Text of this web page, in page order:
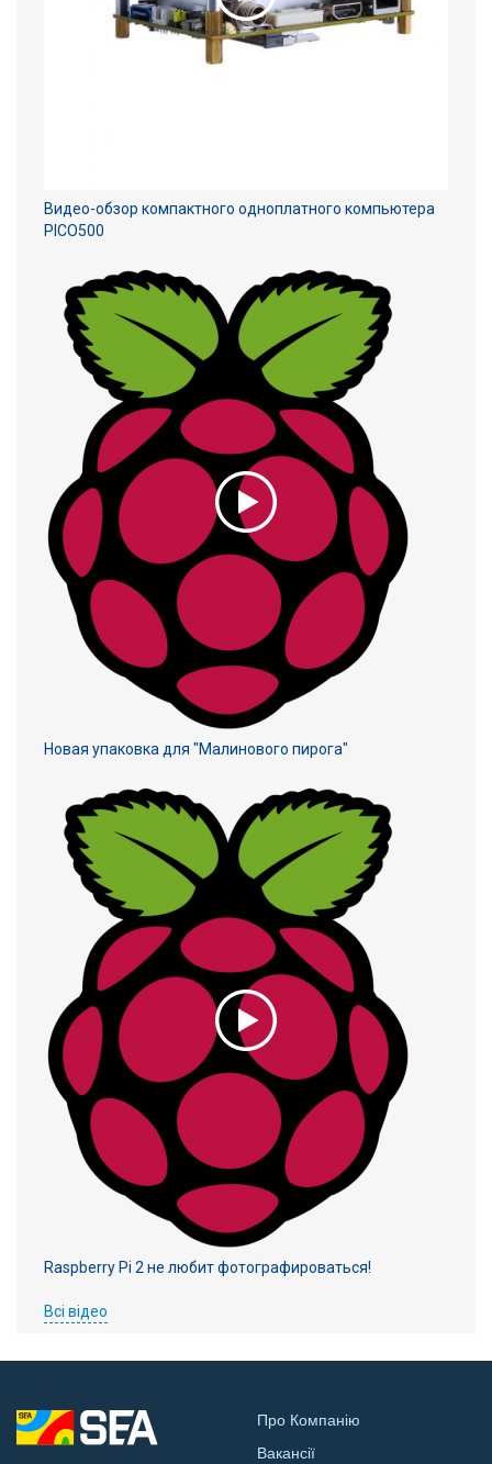
Видео-обзор компактного одноплатного компьютера
PICO500
Новая упаковка для "Малинового пирога"
Raspberry Pi 2 не любит фотографироваться!
Всі відео
Про Компанію
Вакансії